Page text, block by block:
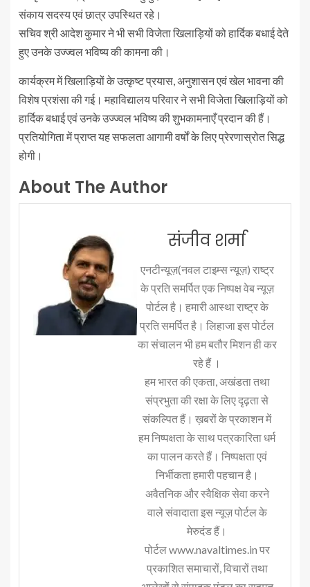
संकाय सदस्य एवं छात्र उपस्थित रहे।
सचिव श्री आदेश कुमार ने भी सभी विजेता खिलाड़ियों को हार्दिक बधाई देते
हुए उनके उज्ज्वल भविष्य की कामना की।
कार्यक्रम में खिलाड़ियों के उत्कृष्ट प्रयास, अनुशासन एवं खेल भावना की
विशेष प्रशंसा की गई। महाविद्यालय परिवार ने सभी विजेता खिलाड़ियों को
हार्दिक बधाई एवं उनके उज्ज्वल भविष्य की शुभकामनाएँ प्रदान की हैं।
प्रतियोगिता में प्राप्त यह सफलता आगामी वर्षों के लिए प्रेरणास्रोत सिद्ध
होगी।
About The Author
संजीव शर्मा
एनटीन्यूज़(नवल टाइम्स न्यूज़) राष्ट्र
के प्रति समर्पित एक निष्पक्ष वेब न्यूज़
पोर्टल है। हमारी आस्था राष्ट्र के
प्रति समर्पित है। लिहाजा इस पोर्टल
का संचालन भी हम बतौर मिशन ही कर
रहे हैं ।
हम भारत की एकता, अखंडता तथा
संप्रभुता की रक्षा के लिए दृढ़ता से
संकल्पित हैं। ख़बरों के प्रकाशन में
हम निष्पक्षता के साथ पत्रकारिता धर्म
का पालन करते हैं। निष्पक्षता एवं
निर्भीकता हमारी पहचान है।
अवैतनिक और स्वैक्षिक सेवा करने
वाले संवादाता इस न्यूज़ पोर्टल के
मेरुदंड हैं।
पोर्टल www.navaltimes.in पर
प्रकाशित समाचारों, विचारों तथा